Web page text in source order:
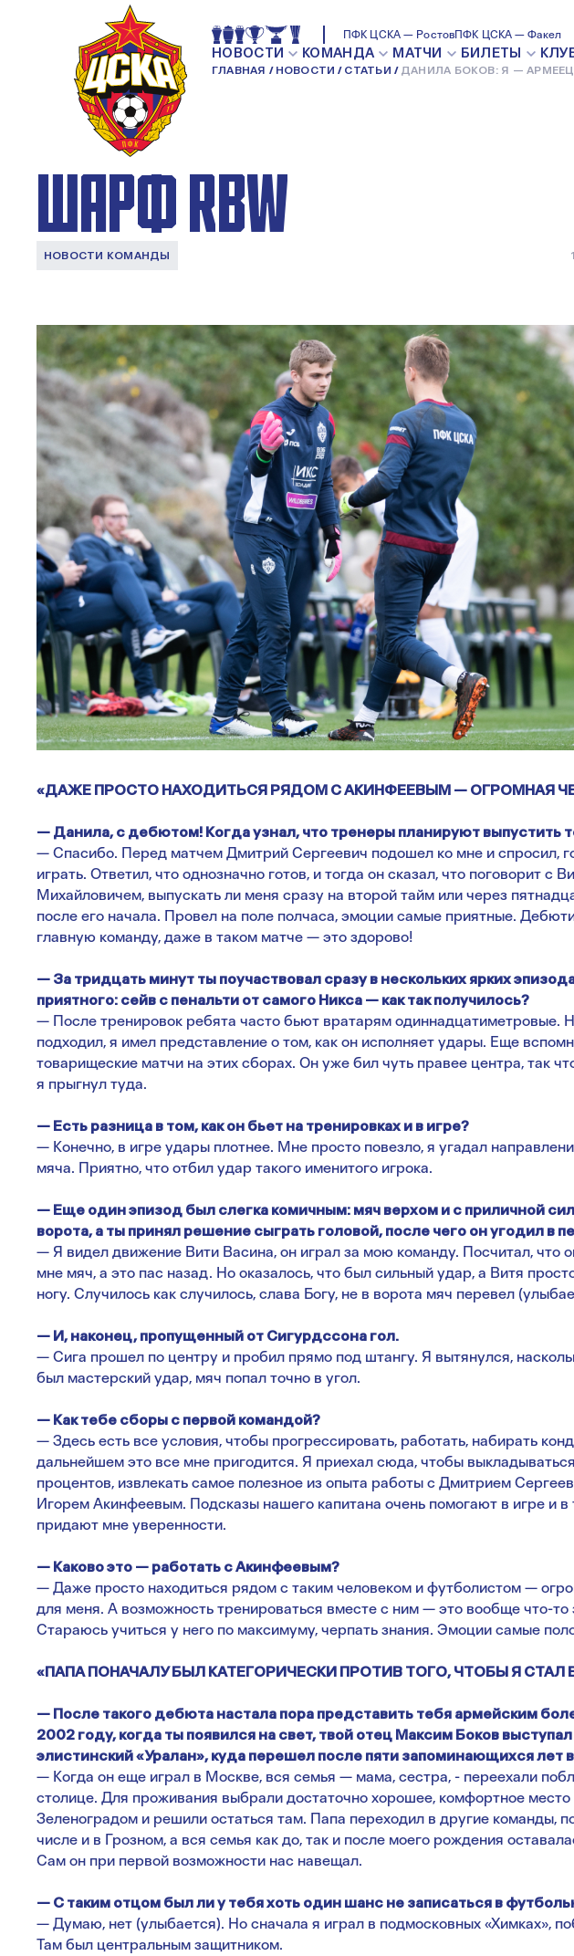
ПФК ЦСКА — РостовПФК ЦСКА — Факел
НОВОСТИ КОМАНДА МАТЧИ БИЛЕТЫ
ГЛАВНАЯ НОВОСТИ СТАТЬИ ДАНИЛА БОКОВ: Я —
ДАНИЛА БОКОВ: Я —
У НАС С ОТЦОМ ДОМА
ШАРФ RBW
НОВОСТИ КОМАНДЫ
«ДАЖЕ ПРОСТО НАХОДИТЬСЯ РЯДОМ С АКИНФЕЕВЫМ — ОГРОМНАЯ
— Данила, с дебютом! Когда узнал, что тренеры планируют выпустить
— Спасибо. Перед матчем Дмитрий Сергеевич подошел ко мне и спросил,
играть. Ответил, что однозначно готов, и тогда он сказал, что поговорит с
Михайловичем, выпускать ли меня сразу на второй тайм или через
после его начала. Провел на поле полчаса, эмоции самые приятные.
главную команду, даже в таком матче — это здорово!
— За тридцать минут ты поучаствовал сразу в нескольких ярких
приятного: сейв с пенальти от самого Никса — как так получилось?
— После тренировок ребята часто бьют вратарям одиннадцатиметровые.
подходил, я имел представление о том, как он исполняет удары. Еще
товарищеские матчи на этих сборах. Он уже бил чуть правее центра, так
я прыгнул туда.
— Есть разница в том, как он бьет на тренировках и в игре?
— Конечно, в игре удары плотнее. Мне просто повезло, я угадал
мяча. Приятно, что отбил удар такого именитого игрока.
— Еще один эпизод был слегка комичным: мяч верхом и с приличной
ворота, а ты принял решение сыграть головой, после чего он угодил в
— Я видел движение Вити Васина, он играл за мою команду. Посчитал, что
мне мяч, а это пас назад. Но оказалось, что был сильный удар, а Витя
ногу. Случилось как случилось, слава Богу, не в ворота мяч перевел
— И, наконец, пропущенный от Сигурдссона гол.
— Сига прошел по центру и пробил прямо под штангу. Я вытянулся,
был мастерский удар, мяч попал точно в угол.
— Как тебе сборы с первой командой?
— Здесь есть все условия, чтобы прогрессировать, работать, набирать
дальнейшем это все мне пригодится. Я приехал сюда, чтобы
процентов, извлекать самое полезное из опыта работы с Дмитрием
Игорем Акинфеевым. Подсказы нашего капитана очень помогают в игре и в
придают мне уверенности.
— Каково это — работать с Акинфеевым?
— Даже просто находиться рядом с таким человеком и футболистом —
для меня. А возможность тренироваться вместе с ним — это вообще что-то
Стараюсь учиться у него по максимуму, черпать знания. Эмоции самые
«ПАПА ПОНАЧАЛУ БЫЛ КАТЕГОРИЧЕСКИ ПРОТИВ ТОГО, ЧТОБЫ Я СТАЛ
— После такого дебюта настала пора представить тебя армейским
2002 году, когда ты появился на свет, твой отец Максим Боков выступал
элистинский «Уралан», куда перешел после пяти запоминающихся
— Когда он еще играл в Москве, вся семья — мама, сестра, - переехали
столице. Для проживания выбрали достаточно хорошее, комфортное
Зеленоградом и решили остаться там. Папа переходил в другие команды,
числе и в Грозном, а вся семья как до, так и после моего рождения
Сам он при первой возможности нас навещал.
— С таким отцом был ли у тебя хоть один шанс не записаться в
— Думаю, нет (улыбается). Но сначала я играл в подмосковных «Химках»,
Там был центральным защитником.